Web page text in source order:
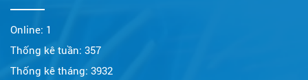
Online: 1
Thống kê tuần: 357
Thống kê tháng: 3932